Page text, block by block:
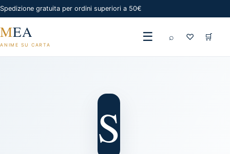
Spedizione gratuita per ordini superiori a 50€
MEA
ANIME SU CARTA
☰ ⌕ ♡ 🛒
S